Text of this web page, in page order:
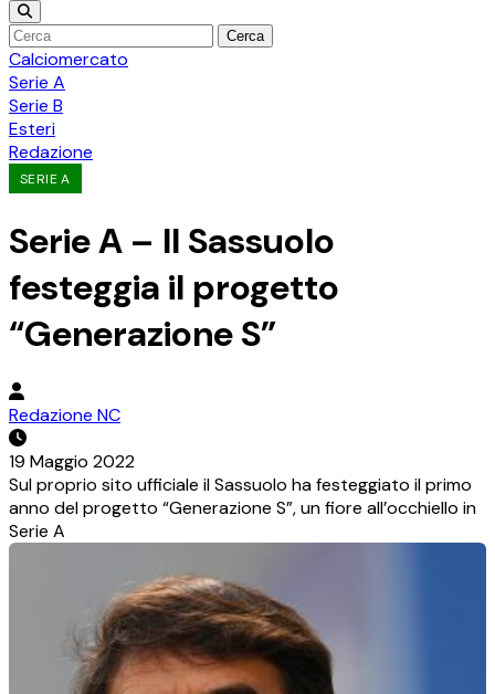
Cerca
Calciomercato
Serie A
Serie B
Esteri
Redazione
SERIE A
Serie A – Il Sassuolo
festeggia il progetto
“Generazione S”
Redazione NC
19 Maggio 2022
Sul proprio sito ufficiale il Sassuolo ha festeggiato il primo
anno del progetto “Generazione S”, un fiore all’occhiello in
Serie A